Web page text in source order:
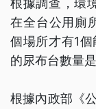
在全台公用廁
個場所才有1
的尿布台數量
根據內政部《